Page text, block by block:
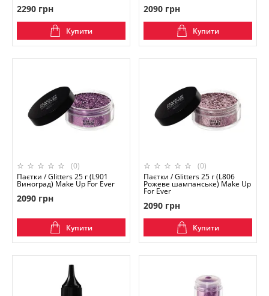
2290 грн
Купити
2090 грн
Купити
(0)
Паєтки / Glitters 25 г (L901
Виноград) Make Up For Ever
2090 грн
Купити
(0)
Паєтки / Glitters 25 г (L806
Рожеве шампанське) Make Up
For Ever
2090 грн
Купити